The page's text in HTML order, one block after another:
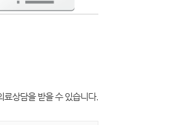
상담을 받을 수 있습니다.